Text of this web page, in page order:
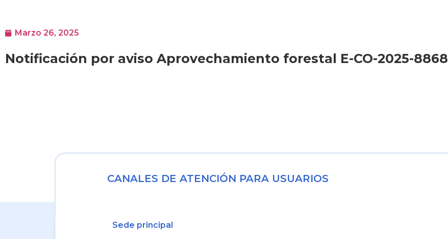
Marzo 26, 2025
Notificación por aviso Aprovechamiento forestal E-CO-2025-8868
CANALES DE ATENCIÓN PARA USUARIOS
Sede principal